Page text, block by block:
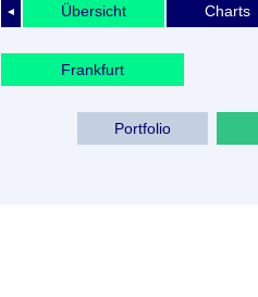
◄ Übersicht Charts
Frankfurt
Portfolio